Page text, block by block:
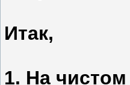
Итак,
1. На